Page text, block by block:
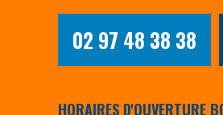
02 97 48 38 38
HORAIRES D'OUVERTURE